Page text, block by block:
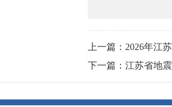
上一篇：2026年江
下一篇：江苏省地